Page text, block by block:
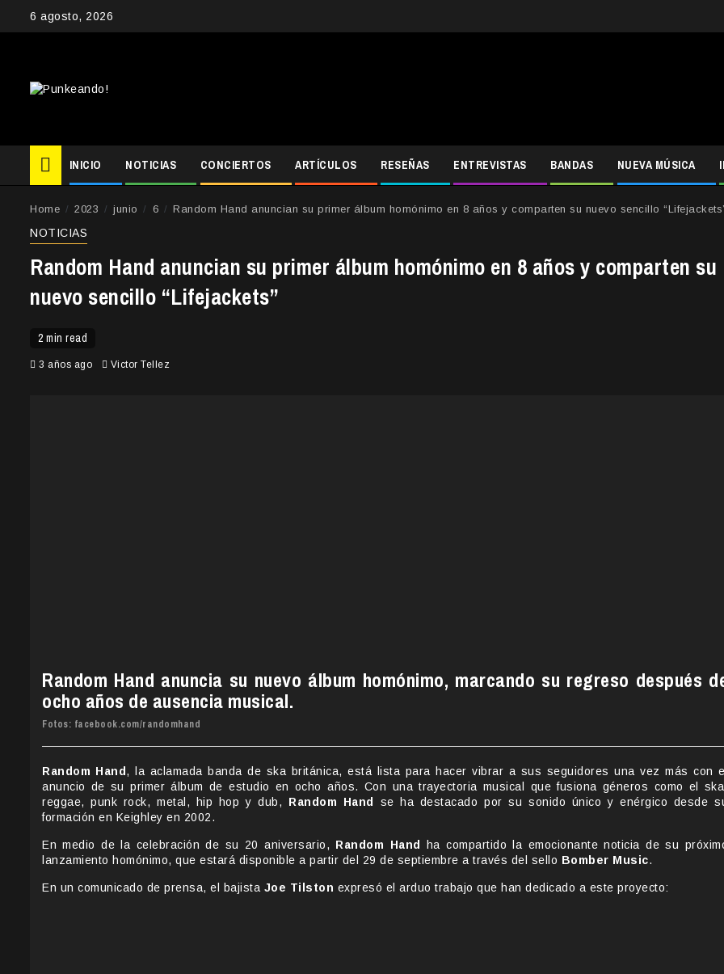
6 agosto, 2026
INICIO NOTICIAS CONCIERTOS ARTÍCULOS RESEÑAS ENTREVISTAS BANDAS NUEVA MÚSICA
Home 2023 junio 6 Random Hand anuncian su primer álbum homónimo en 8 años y comparten su nuevo sencillo
NOTICIAS
Random Hand anuncian su primer álbum homónimo en 8 años y comparten su
nuevo sencillo “Lifejackets”
2 min read
3 años ago Victor Tellez
Random Hand anuncia su nuevo álbum homónimo, marcando su regreso después
ocho años de ausencia musical.
Fotos: facebook.com/randomhand
Random Hand , la aclamada banda de ska británica, está lista para hacer vibrar a sus seguidores una vez más con el
anuncio de su primer álbum de estudio en ocho años. Con una trayectoria musical que fusiona géneros como el
reggae, punk rock, metal, hip hop y dub, Random Hand
se ha destacado por su sonido único y enérgico desde
formación en Keighley en 2002.
En medio de la celebración de su 20 aniversario, Random Hand
ha compartido la emocionante noticia de su
lanzamiento homónimo, que estará disponible a partir del 29 de septiembre a través del sello Bomber Music.
En un comunicado de prensa, el bajista Joe Tilston expresó el arduo trabajo que han dedicado a este proyecto: